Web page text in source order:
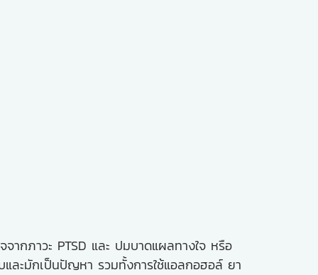
ากภาวะ PTSD และ ปมบาดแผลทางใจ หรือ
ละมักเป็นปัญหา รวมทั้งการใช้แอลกอฮอล์ ยา